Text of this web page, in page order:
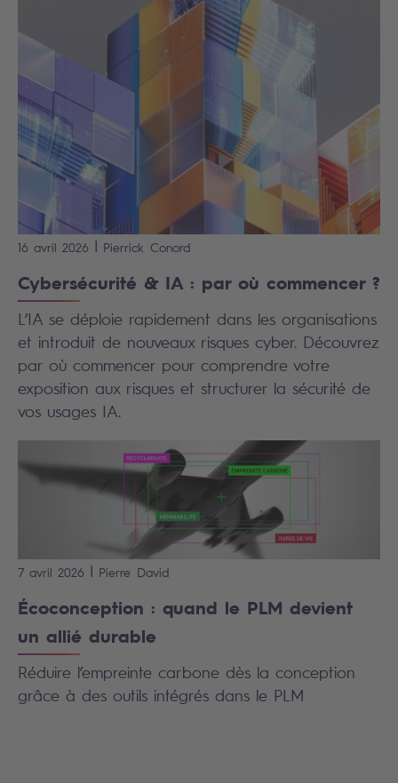
16 avril 2026 | Pierrick Conord
Cybersécurité & IA : par où commencer ?
L’IA se déploie rapidement dans les organisations
et introduit de nouveaux risques cyber. Découvrez
par où commencer pour comprendre votre
exposition aux risques et structurer la sécurité de
vos usages IA.
7 avril 2026 | Pierre David
Écoconception : quand le PLM devient
un allié durable
Réduire l’empreinte carbone dès la conception
grâce à des outils intégrés dans le PLM